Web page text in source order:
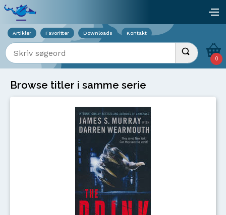
Artikler Favoritter Downloads Kontakt
Indtast søgeord Udfør søgning
0
Browse titler i samme serie
Viser overlay for indkøbskurv